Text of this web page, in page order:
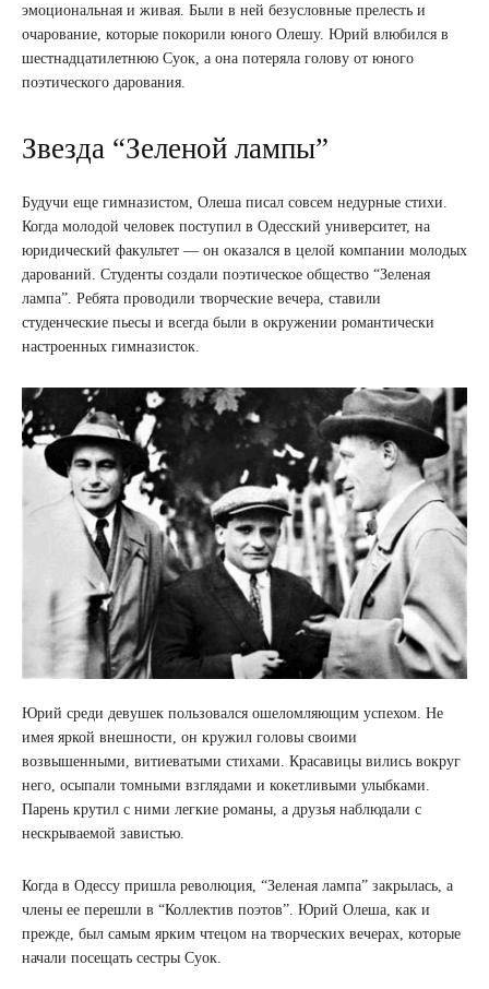
эмоциональная и живая. Были в ней безусловные прелесть и
очарование, которые покорили юного Олешу. Юрий влюбился в
шестнадцатилетнюю Суок, а она потеряла голову от юного
поэтического дарования.
Звезда “Зеленой лампы”
Будучи еще гимназистом, Олеша писал совсем недурные стихи.
Когда молодой человек поступил в Одесский университет, на
юридический факультет — он оказался в целой компании молодых
дарований. Студенты создали поэтическое общество “Зеленая
лампа”. Ребята проводили творческие вечера, ставили
студенческие пьесы и всегда были в окружении романтически
настроенных гимназисток.
Юрий среди девушек пользовался ошеломляющим успехом. Не
имея яркой внешности, он кружил головы своими
возвышенными, витиеватыми стихами. Красавицы вились вокруг
него, осыпали томными взглядами и кокетливыми улыбками.
Парень крутил с ними легкие романы, а друзья наблюдали с
нескрываемой завистью.
Когда в Одессу пришла революция, “Зеленая лампа” закрылась, а
члены ее перешли в “Коллектив поэтов”. Юрий Олеша, как и
прежде, был самым ярким чтецом на творческих вечерах, которые
начали посещать сестры Суок.